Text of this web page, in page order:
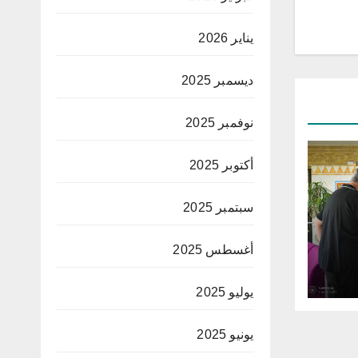
يناير 2026
ديسمبر 2025
نوفمبر 2025
أكتوبر 2025
سبتمبر 2025
أغسطس 2025
يوليو 2025
يونيو 2025